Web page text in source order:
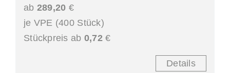
ab 289,20 €
je VPE (400 Stück)
Stückpreis ab 0,72€
Details